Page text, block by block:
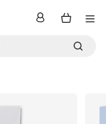
inloggen